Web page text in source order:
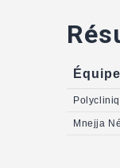
Équipe
Mnejja